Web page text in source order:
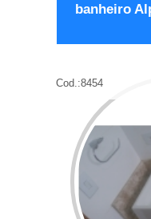
banheiro
Cod.:8454